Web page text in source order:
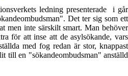
ledning presenterade i går
Det ter sig som ett
men inte särskilt smart. Man behöver
för att inse att de asylsökande, vars
med fog redan är stor, knappast
till en "sökandeombudsman" anställd